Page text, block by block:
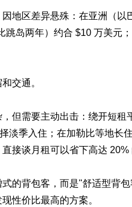
地区差异悬殊：在亚洲（以
岛两年）约合 $10 万美元
交通。
但需要主动出击：绕开短租
淡季入住；在加勒比等地长
接谈月租可以省下高达 20%
式的背包客，而是"舒适型背
性价比最高的方案。